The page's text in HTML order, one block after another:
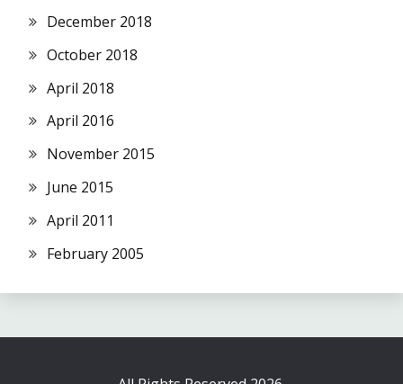
December 2018
October 2018
April 2018
April 2016
November 2015
June 2015
April 2011
February 2005